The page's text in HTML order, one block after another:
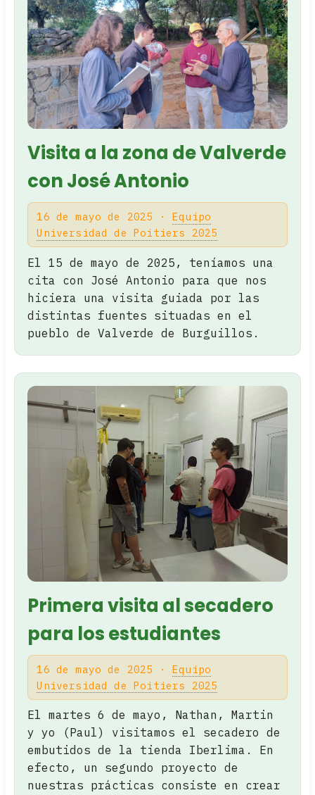
Visita a la zona de Valverde
con José Antonio
16 de mayo de 2025 ·Equipo
Universidad de Poitiers 2025
El 15 de mayo de 2025, teníamos una
cita con José Antonio para que nos
hiciera una visita guiada por las
distintas fuentes situadas en el
pueblo de Valverde de Burguillos.
Primera visita al secadero
para los estudiantes
16 de mayo de 2025 ·Equipo
Universidad de Poitiers 2025
El martes 6 de mayo, Nathan, Martin
y yo (Paul) visitamos el secadero de
embutidos de la tienda Iberlima. En
efecto, un segundo proyecto de
nuestras prácticas consiste en crear